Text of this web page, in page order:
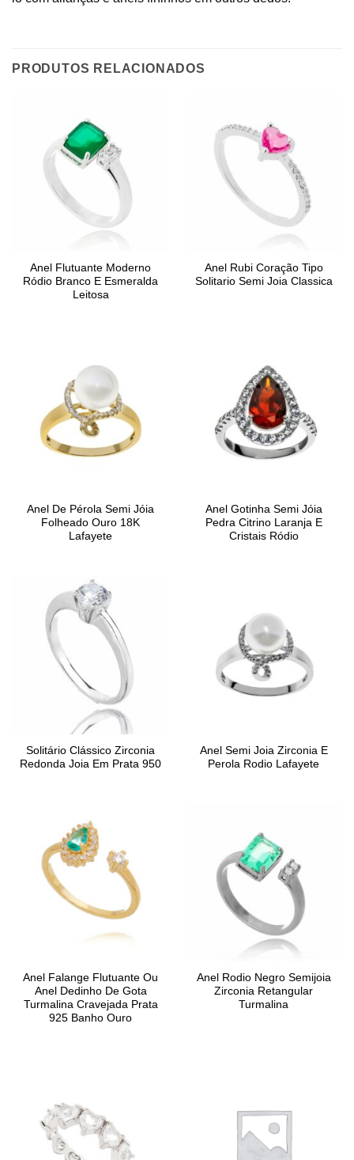
PRODUTOS RELACIONADOS
Anel Flutuante Moderno
Ródio Branco E Esmeralda
Leitosa
Anel Rubi Coração Tipo
Solitario Semi Joia Classica
Anel De Pérola Semi Jóia
Folheado Ouro 18K
Lafayete
Anel Gotinha Semi Jóia
Pedra Citrino Laranja E
Cristais Ródio
Solitário Clássico Zirconia
Redonda Joia Em Prata 950
Anel Semi Joia Zirconia E
Perola Rodio Lafayete
Anel Falange Flutuante Ou
Anel Dedinho De Gota
Turmalina Cravejada Prata
925 Banho Ouro
Anel Rodio Negro Semijoia
Zirconia Retangular
Turmalina